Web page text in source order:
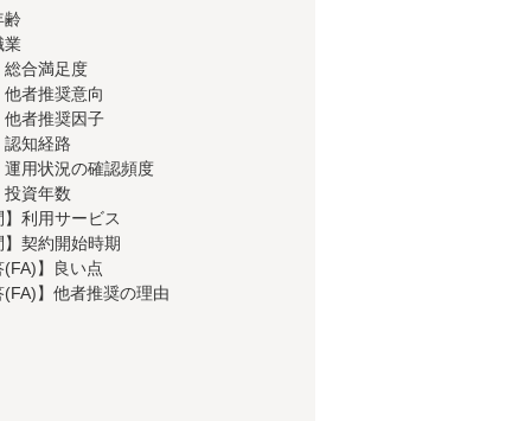
齢
業
総合満足度
他者推奨意向
他者推奨因子
認知経路
運用状況の確認頻度
投資年数
】利用サービス
】契約開始時期
(FA)】良い点
(FA)】他者推奨の理由